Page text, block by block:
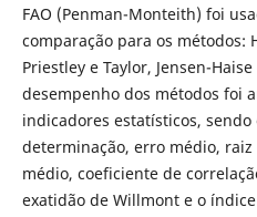
FAO (Penman-Monteith) foi
comparação para os métodos:
Priestley e Taylor, Jensen-
desempenho dos métodos foi
indicadores estatísticos,
determinação, erro médio,
médio, coeficiente de
exatidão de Willmont e o